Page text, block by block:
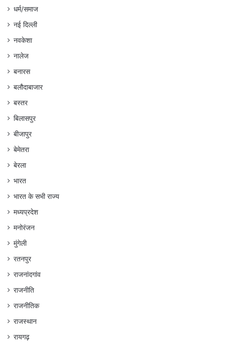
धर्म/समाज
नई दिल्ली
नवकेशा
नालेज
बनारस
बलौदाबाजार
बस्तर
बिलासपुर
बीजापुर
बेमेतरा
बेरला
भारत
भारत के सभी राज्य
मध्यप्रदेश
मनोरंजन
मुंगेली
रतनपुर
राजनांदगांव
राजनीति
राजनीतिक
राजस्थान
रायगढ़